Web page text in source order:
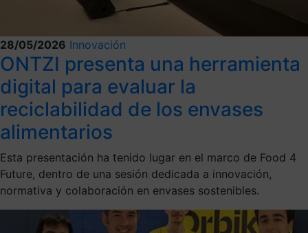
28/05/2026 Innovación
ONTZI presenta una herramienta
digital para evaluar la
reciclabilidad de los envases
alimentarios
Esta presentación ha tenido lugar en el marco de Food 4
Future, dentro de una sesión dedicada a innovación,
normativa y colaboración en envases sostenibles.